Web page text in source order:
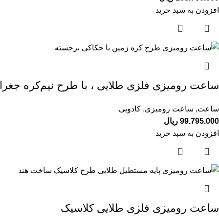
افزودن به سبد خرید
ساعت رومیزی فلزی طلایی ، با طرح نیم‌کره
ساعت, ساعت رومیزی, کادویی
99.795.000 ریال
افزودن به سبد خرید
ساعت رومیزی فلزی طلایی کلاسیک